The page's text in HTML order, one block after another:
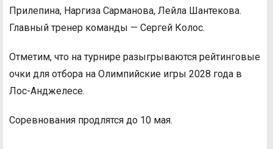
Прилепина, Наргиза Сарманова, Лейла Шантекова.
Главный тренер команды — Сергей Колос.
Отметим, что на турнире разыгрываются рейтинговые
очки для отбора на Олимпийские игры 2028 года в
Лос-Анджелесе.
Соревнования продлятся до 10 мая.